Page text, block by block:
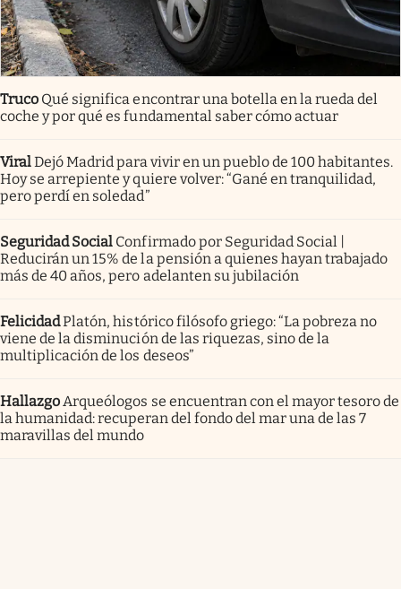
Truco Qué significa encontrar una botella en la rueda del
coche y por qué es fundamental saber cómo actuar
ViralDejó Madrid para vivir en un pueblo de 100 habitantes.
Hoy se arrepiente y quiere volver: “Gané en tranquilidad,
pero perdí en soledad”
Seguridad Social Confirmado por Seguridad Social |
Reducirán un 15% de la pensión a quienes hayan trabajado
más de 40 años, pero adelanten su jubilación
FelicidadPlatón, histórico filósofo griego: “La pobreza no
viene de la disminución de las riquezas, sino de la
multiplicación de los deseos”
HallazgoArqueólogos se encuentran con el mayor tesoro de
la humanidad: recuperan del fondo del mar una de las 7
maravillas del mundo